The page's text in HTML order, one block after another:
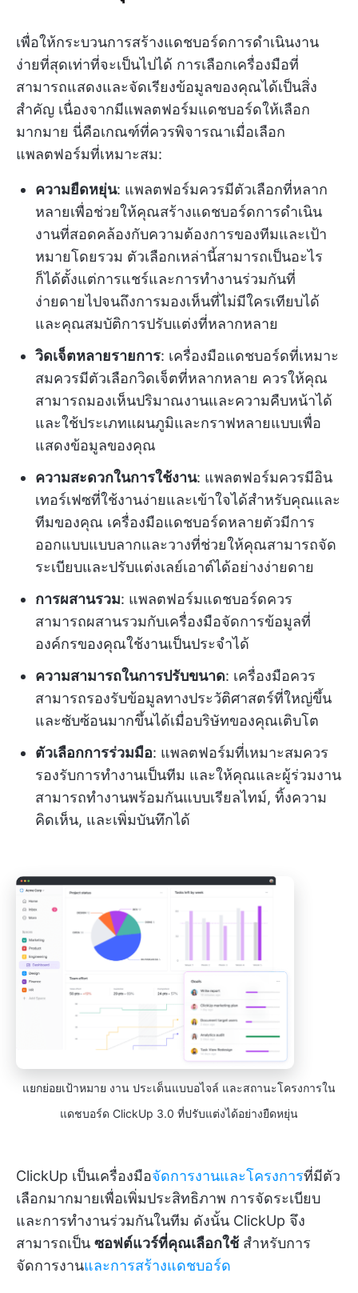
เพื่อให้กระบวนการสร้างแดชบอร์ดการดำเนินงาน
ง่ายที่สุดเท่าที่จะเป็นไปได้ การเลือกเครื่องมือที่
สามารถแสดงและจัดเรียงข้อมูลของคุณได้เป็นสิ่ง
สำคัญ เนื่องจากมีแพลตฟอร์มแดชบอร์ดให้เลือก
มากมาย นี่คือเกณฑ์ที่ควรพิจารณาเมื่อเลือก
แพลตฟอร์มที่เหมาะสม:
ความยืดหยุ่น: แพลตฟอร์มควรมีตัวเลือกที่หลาก
หลายเพื่อช่วยให้คุณสร้างแดชบอร์ดการดำเนิน
งานที่สอดคล้องกับความต้องการของทีมและเป้า
หมายโดยรวม ตัวเลือกเหล่านี้สามารถเป็นอะไร
ก็ได้ตั้งแต่การแชร์และการทำงานร่วมกันที่
ง่ายดายไปจนถึงการมองเห็นที่ไม่มีใครเทียบได้
และคุณสมบัติการปรับแต่งที่หลากหลาย
วิดเจ็ตหลายรายการ: เครื่องมือแดชบอร์ดที่เหมาะ
สมควรมีตัวเลือกวิดเจ็ตที่หลากหลาย ควรให้คุณ
สามารถมองเห็นปริมาณงานและความคืบหน้าได้
และใช้ประเภทแผนภูมิและกราฟหลายแบบเพื่อ
แสดงข้อมูลของคุณ
ความสะดวกในการใช้งาน: แพลตฟอร์มควรมีอิน
เทอร์เฟซที่ใช้งานง่ายและเข้าใจได้สำหรับคุณและ
ทีมของคุณ เครื่องมือแดชบอร์ดหลายตัวมีการ
ออกแบบแบบลากและวางที่ช่วยให้คุณสามารถจัด
ระเบียบและปรับแต่งเลย์เอาต์ได้อย่างง่ายดาย
การผสานรวม: แพลตฟอร์มแดชบอร์ดควร
สามารถผสานรวมกับเครื่องมือจัดการข้อมูลที่
องค์กรของคุณใช้งานเป็นประจำได้
ความสามารถในการปรับขนาด: เครื่องมือควร
สามารถรองรับข้อมูลทางประวัติศาสตร์ที่ใหญ่ขึ้น
และซับซ้อนมากขึ้นได้เมื่อบริษัทของคุณเติบโต
ตัวเลือกการร่วมมือ: แพลตฟอร์มที่เหมาะสมควร
รองรับการทำงานเป็นทีม และให้คุณและผู้ร่วมงาน
สามารถทำงานพร้อมกันแบบเรียลไทม์, ทิ้งความ
คิดเห็น, และเพิ่มบันทึกได้
แยกย่อยเป้าหมาย งาน ประเด็นแบบอไจล์ และสถานะโครงการใน
แดชบอร์ด ClickUp 3.0 ที่ปรับแต่งได้อย่างยืดหยุ่น
ClickUp เป็นเครื่องมือจัดการงานและโครงการที่มีตัว
เลือกมากมายเพื่อเพิ่มประสิทธิภาพ การจัดระเบียบ
และการทำงานร่วมกันในทีม ดังนั้น ClickUp จึง
สามารถเป็น ซอฟต์แวร์ที่คุณเลือกใช้สำหรับการ
จัดการงานและการสร้างแดชบอร์ด